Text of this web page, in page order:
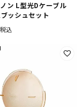
ン L型光Dケーブル
ッシュセット
税込